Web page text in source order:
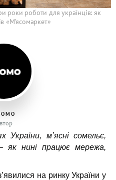
роки роботи для українців: як
«М’ясомаркет»
України, мʼясні сомельє,
як нині працює мережа,
на ринку України у